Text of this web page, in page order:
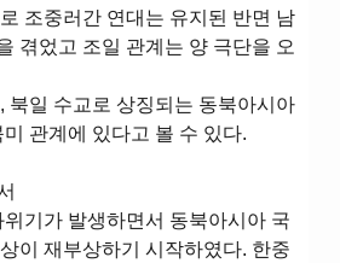
조중러간 연대는 유지된 반면 남
겪었고 조일 관계는 양 극단을 오
북일 수교로 상징되는 동북아시아
관계에 있다고 볼 수 있다.
기가 발생하면서 동북아시아 국
이 재부상하기 시작하였다. 한중